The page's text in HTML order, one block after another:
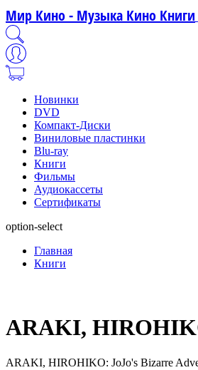
Мир Кино - Музыка Кино Книги
Новинки
DVD
Компакт-Диски
Виниловые пластинки
Blu-ray
Книги
Фильмы
Аудиокассеты
Сертификаты
option-select
Главная
Книги
ARAKI,
ARAKI, HIROHIKO: JoJo's Bizarre